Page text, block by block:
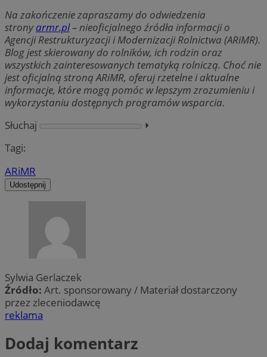
Na zakończenie zapraszamy do odwiedzenia
stronyarmr.pl– nieoficjalnego źródła informacji o
Agencji Restrukturyzacji i Modernizacji Rolnictwa (ARiMR).
Blog jest skierowany do rolników, ich rodzin oraz
wszystkich zainteresowanych tematyką rolniczą. Choć nie
jest oficjalną stroną ARiMR, oferuj rzetelne i aktualne
informacje, które mogą pomóc w lepszym zrozumieniu i
wykorzystaniu dostępnych programów wsparcia.
Słuchaj
⏵︎
Tagi:
ARiMR
Udostępnij
Sylwia Gerlaczek
Źródło: Art. sponsorowany / Materiał dostarczony
przez zleceniodawcę
reklama
Dodaj komentarz